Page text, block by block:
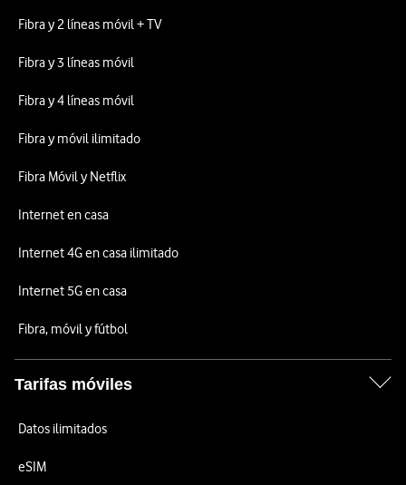
Fibra y 2 líneas móvil + TV
Fibra y 3 líneas móvil
Fibra y 4 líneas móvil
Fibra y móvil ilimitado
Fibra Móvil y Netflix
Internet en casa
Internet 4G en casa ilimitado
Internet 5G en casa
Fibra, móvil y fútbol
Tarifas móviles
Datos ilimitados
eSIM